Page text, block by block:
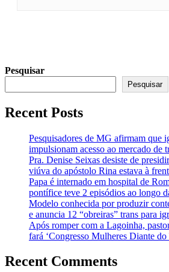
Pesquisar
Pesquisar
Recent Posts
Pesquisadores de MG afirmam que
impulsionam acesso ao mercado de
Pra. Denise Seixas desiste de
viúva do apóstolo Rina estava à
Papa é internado em hospital de
pontífice teve 2 episódios ao longo
Modelo conhecida por produzir
e anuncia 12 “obreiras” trans para
Após romper com a Lagoinha,
fará ‘Congresso Mulheres Diante do
Recent Comments